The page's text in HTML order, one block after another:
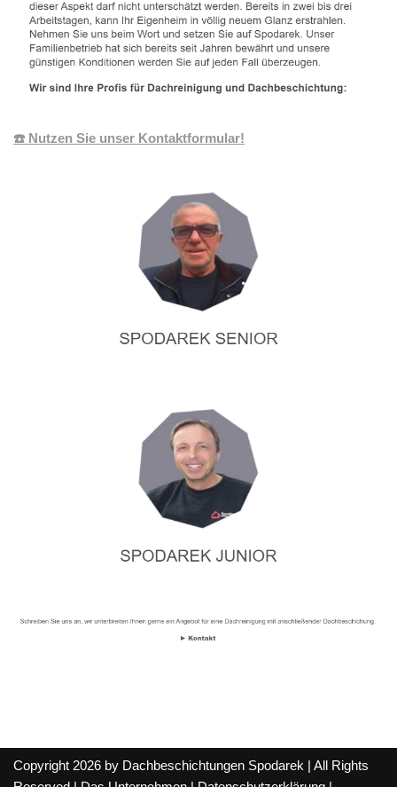
☎️ Nutzen Sie unser Kontaktformular!
Copyright 2026 by Dachbeschichtungen Spodarek | All Rights